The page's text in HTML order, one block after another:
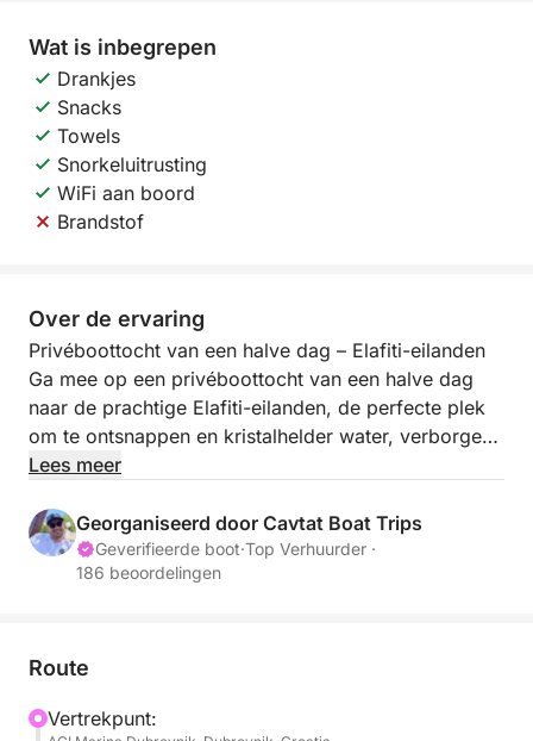
Wat is inbegrepen
Drankjes
Snacks
Towels
Snorkeluitrusting
WiFi aan boord
Brandstof
Over de ervaring
Privéboottocht van een halve dag – Elafiti-eilanden
Ga mee op een privéboottocht van een halve dag
naar de prachtige Elafiti-eilanden, de perfecte plek
om te ontsnappen en kristalhelder water, verborgen
baaien en pittoreske dorpjes te ontdekken. Deze
reisschema, waarmee u enkele van de mooiste en
meest serene plekjes in de Adriatische Zee kunt
bezoeken.
beroemd om zijn zeegrotten en ongerepte stranden.
genieten van het adembenemende landschap.
Lees meer
Georganiseerd door Cavtat Boat Trips
Geverifieerde boot·Top Verhuurder ·
186 beoordelingen
Route
Vertrekpunt: